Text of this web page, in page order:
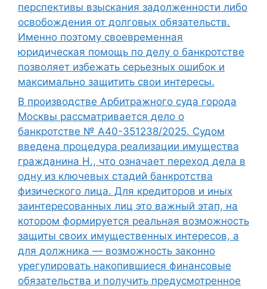
перспективы взыскания задолженности либо
освобождения от долговых обязательств.
Именно поэтому своевременная
юридическая помощь по делу о банкротстве
позволяет избежать серьезных ошибок и
максимально защитить свои интересы.
В производстве Арбитражного суда города
Москвы рассматривается дело о
банкротстве № А40-351238/2025. Судом
введена процедура реализации имущества
гражданина Н., что означает переход дела в
одну из ключевых стадий банкротства
физического лица. Для кредиторов и иных
заинтересованных лиц это важный этап, на
котором формируется реальная возможность
защиты своих имущественных интересов, а
для должника — возможность законно
урегулировать накопившиеся финансовые
обязательства и получить предусмотренное